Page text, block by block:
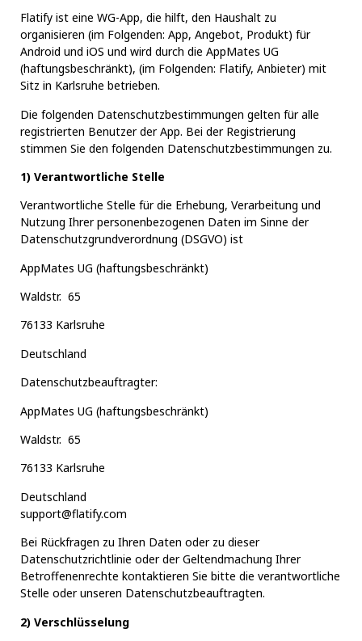
Flatify ist eine WG-App, die hilft, den Haushalt zu
organisieren (im Folgenden: App, Angebot, Produkt) für
Android und iOS und wird durch die AppMates UG
(haftungsbeschränkt), (im Folgenden: Flatify, Anbieter) mit
Sitz in Karlsruhe betrieben.
Die folgenden Datenschutzbestimmungen gelten für alle
registrierten Benutzer der App. Bei der Registrierung
stimmen Sie den folgenden Datenschutzbestimmungen zu.
1) Verantwortliche Stelle
Verantwortliche Stelle für die Erhebung, Verarbeitung und
Nutzung Ihrer personenbezogenen Daten im Sinne der
Datenschutzgrundverordnung (DSGVO) ist
AppMates UG (haftungsbeschränkt)
Waldstr. 65
76133 Karlsruhe
Deutschland
Datenschutzbeauftragter:
AppMates UG (haftungsbeschränkt)
Waldstr. 65
76133 Karlsruhe
Deutschland
support@flatify.com
Bei Rückfragen zu Ihren Daten oder zu dieser
Datenschutzrichtlinie oder der Geltendmachung Ihrer
Betroffenenrechte kontaktieren Sie bitte die verantwortliche
Stelle oder unseren Datenschutzbeauftragten.
2) Verschlüsselung